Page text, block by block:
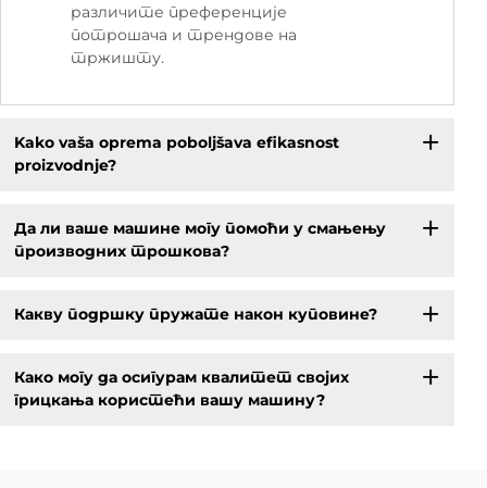
различите преференције
потрошача и трендове на
тржишту.
Kako vaša oprema poboljšava efikasnost
proizvodnje?
Да ли ваше машине могу помоћи у смањењу
производних трошкова?
Какву подршку пружате након куповине?
Како могу да осигурам квалитет својих
грицкања користећи вашу машину?